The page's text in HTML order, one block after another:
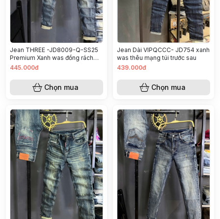
Jean THREE -JD8009-Q-SS25
Premium Xanh was đồng rách
mạng
445.000đ
Chọn mua
Jean Dài VIPQCCC- JD754 xanh
was thêu mạng túi trước sau
439.000đ
Chọn mua